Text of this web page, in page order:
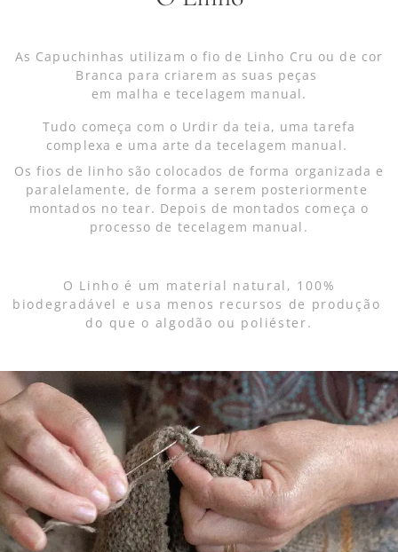
As Capuchinhas utilizam o fio de Linho Cru ou de cor
Branca para criarem as suas peças
em malha e tecelagem manual.
Tudo começa com o Urdir da teia, uma tarefa
complexa e uma arte da tecelagem manual.
Os fios de linho são colocados de forma organizada e
paralelamente, de forma a serem posteriormente
montados no tear. Depois de montados começa o
processo de tecelagem manual.
O Linho é um material natural, 100%
biodegradável e usa menos recursos de produção
do que o algodão ou poliéster.